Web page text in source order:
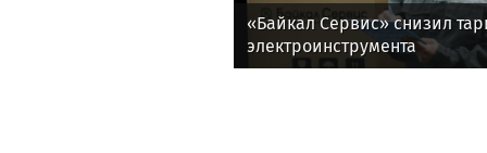
«Байкал Сервис» снизил
электроинструмента